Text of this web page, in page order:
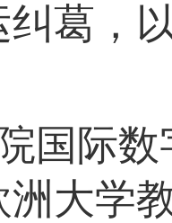
纠葛，
国际
大学